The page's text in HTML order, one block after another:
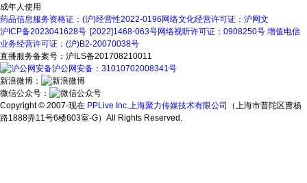
成年人使用
药品信息服务资格证：(沪)经营性2022-0196 网络文化经营许可证：沪网文
[2022]1468-063号
沪ICP备2023041628号 网络视听许可证：0908250号 增值电信
业务经营许可证：(沪)B2-20070038号
直播服务备案号：沪ILS备201708210011
沪公网安备：31010702008341号
新浪微博：
微信公众号：
Copyright © 2007-现在 PPLive Inc.上海聚力传媒技术有限公司
（上海市普陀区曹杨
路1888弄11号6楼603室-G）All Rights Reserved.